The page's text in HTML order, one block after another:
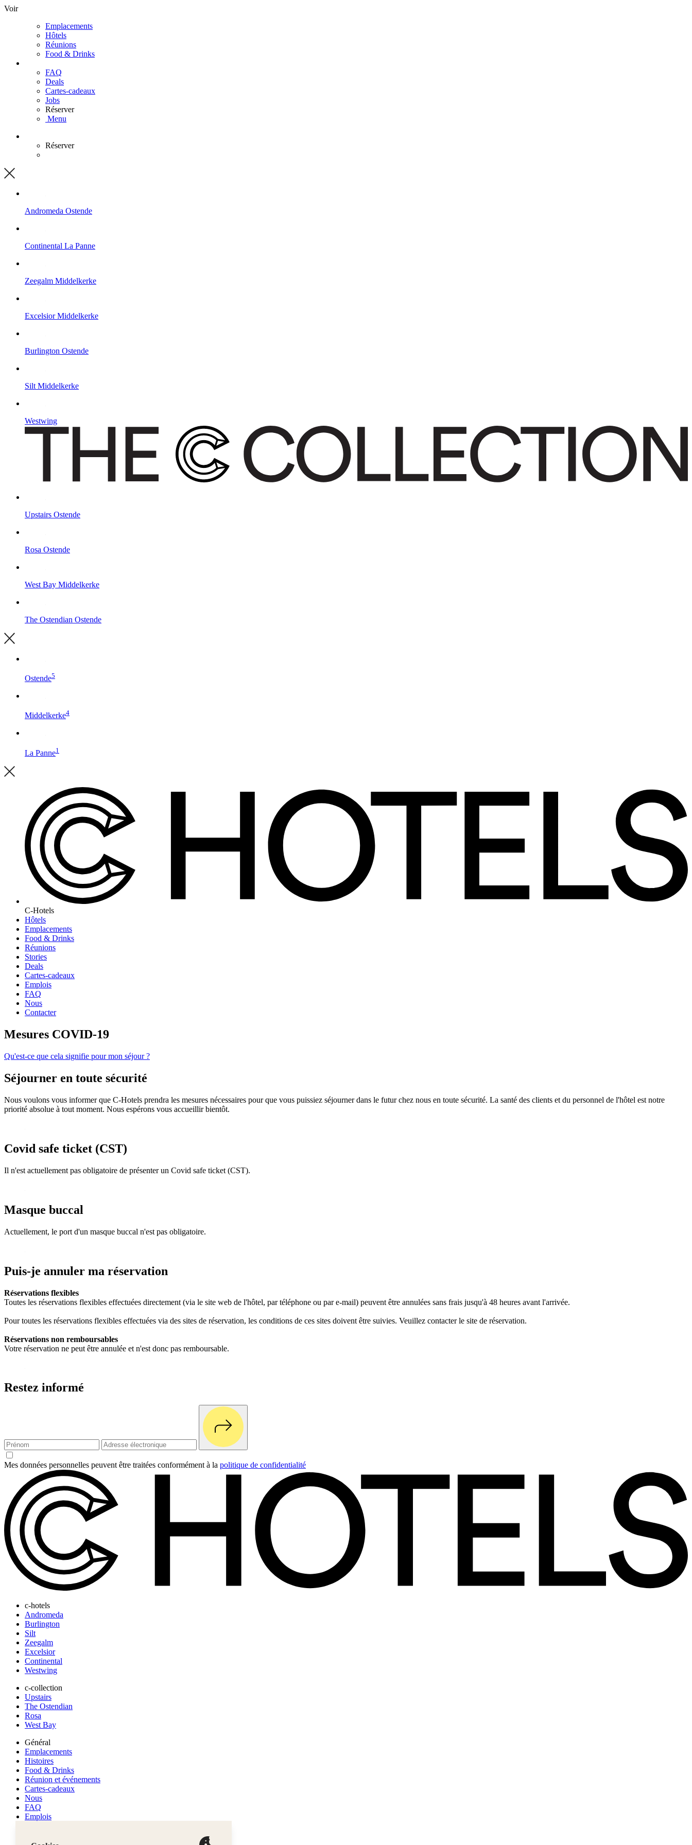
Voir
Emplacements
Hôtels
Réunions
Food & Drinks
FAQ
Deals
Cartes-cadeaux
Jobs
Réserver
Menu
Réserver
Andromeda Ostende
Continental La Panne
Zeegalm Middelkerke
Excelsior Middelkerke
Burlington Ostende
Silt Middelkerke
Westwing
Upstairs Ostende
Rosa Ostende
West Bay Middelkerke
The Ostendian Ostende
Ostende5
Middelkerke4
La Panne1
C-Hotels
Hôtels
Emplacements
Food & Drinks
Réunions
Stories
Deals
Cartes-cadeaux
Emplois
FAQ
Nous
Contacter
Mesures COVID-19
Qu'est-ce que cela signifie pour mon séjour ?
Séjourner en toute sécurité
Nous voulons vous informer que C-Hotels prendra les mesures nécessaires pour que vous puissiez séjourner dans le futur chez nous en toute sécurité. La santé des clients et du personnel de l'hôtel est notre
priorité absolue à tout moment. Nous espérons vous accueillir bientôt.
Covid safe ticket (CST)
Il n'est actuellement pas obligatoire de présenter un Covid safe ticket (CST).
Masque buccal
Actuellement, le port d'un masque buccal n'est pas obligatoire.
Puis-je annuler ma réservation
Réservations flexibles
Toutes les réservations flexibles effectuées directement (via le site web de l'hôtel, par téléphone ou par e-mail) peuvent être annulées sans frais jusqu'à 48 heures avant l'arrivée.
Pour toutes les réservations flexibles effectuées via des sites de réservation, les conditions de ces sites doivent être suivies. Veuillez contacter le site de réservation.
Réservations non remboursables
Votre réservation ne peut être annulée et n'est donc pas remboursable.
Restez informé
Mes données personnelles peuvent être traitées conformément à la politique de confidentialité
c-hotels
Andromeda
Burlington
Silt
Zeegalm
Excelsior
Continental
Westwing
c-collection
Upstairs
The Ostendian
Rosa
West Bay
Général
Emplacements
Histoires
Food & Drinks
Réunion et événements
Cartes-cadeaux
Nous
FAQ
Emplois
Suivez-nous sur